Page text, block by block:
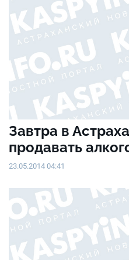
Завтра в
продавать
23.05.2014 04:41